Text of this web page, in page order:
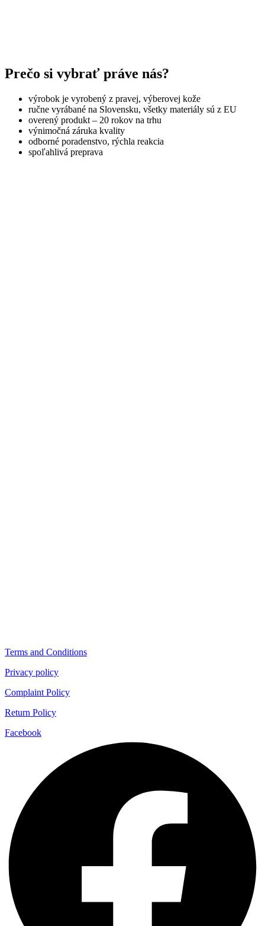
Prečo si vybrať práve nás?
výrobok je vyrobený z pravej, výberovej kože
ručne vyrábané na Slovensku, všetky materiály sú z EU
overený produkt – 20 rokov na trhu
výnimočná záruka kvality
odborné poradenstvo, rýchla reakcia
spoľahlivá preprava
Terms and Conditions
Privacy policy
Complaint Policy
Return Policy
Facebook